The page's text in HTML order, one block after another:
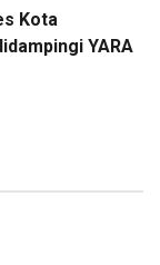
Kota
YARA